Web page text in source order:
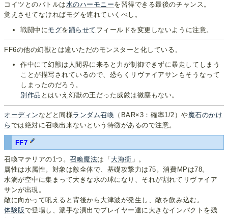
コイツとのバトルは水のハーモニーを習得できる最後のチャンス。
覚えさせてなければモグを連れていくべし。
戦闘中に モグを踊らせて フィールドを変更しないように注意。
FF6の他の幻獣とは違いただのモンスターと化している。
作中にて幻獣は人間界に来ると力が制御できずに暴走してしまう
ことが描写されているので、恐らくリヴァイアサンもそうなって
しまったのだろう。
別作品 とはいえ幻獣の王だった威厳は微塵もない。
オーディン などと同様ランダム召喚 （BAR×3：確率1/2）や魔石のかけ
ら では絶対に召喚出来ないという特徴があるので注意。
FF7
召喚マテリアの1つ。召喚魔法は「 大海衝 」。
属性は水属性。対象は敵全体で、基礎攻撃力は75。消費MPは78。
水滴が空中に集まって大きな水の球になり、それが割れてリヴァイア
サンが出現。
敵に向かって吼えると背後から大津波が発生し、敵を飲み込む。
体験版で登場し、派手な演出でプレイヤー達に大きなインパクトを残